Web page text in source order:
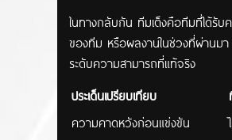
ในทางกลับกัน ทีมเต็งคือทีมที่ได้รั
ของทีม หรือผลงานในช่วงที่ผ่านม
ระดับความสามารถที่แท้จริง
ประเด็นเปรียบเทียบ
ความคาดหวังก่อนแข่งขัน